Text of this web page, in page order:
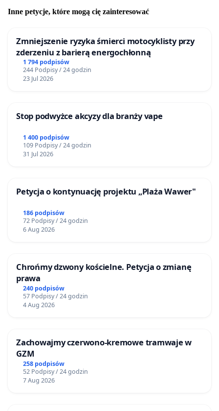
Inne petycje, które mogą cię zainteresować
Zmniejszenie ryzyka śmierci motocyklisty przy
zderzeniu z barierą energochłonną
1 794 podpisów
244 Podpisy / 24 godzin
23 Jul 2026
Stop podwyżce akcyzy dla branży vape
1 400 podpisów
109 Podpisy / 24 godzin
31 Jul 2026
Petycja o kontynuację projektu „Plaża Wawer"
186 podpisów
72 Podpisy / 24 godzin
6 Aug 2026
Chrońmy dzwony kościelne. Petycja o zmianę
prawa
240 podpisów
57 Podpisy / 24 godzin
4 Aug 2026
Zachowajmy czerwono-kremowe tramwaje w
GZM
258 podpisów
52 Podpisy / 24 godzin
7 Aug 2026